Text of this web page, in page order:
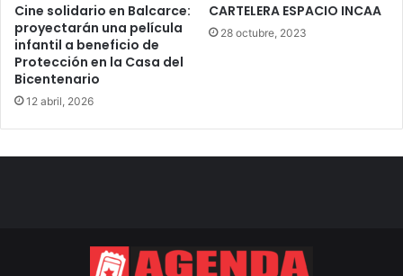
Cine solidario en Balcarce:
proyectarán una película
infantil a beneficio de
Protección en la Casa del
Bicentenario
12 abril, 2026
CARTELERA ESPACIO INCAA
28 octubre, 2023